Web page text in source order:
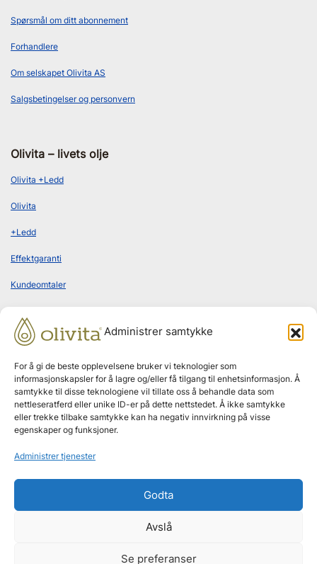
Administrer samtykke
For å gi de beste opplevelsene bruker vi teknologier som
informasjonskapsler for å lagre og/eller få tilgang til enhetsinformasjon. Å
samtykke til disse teknologiene vil tillate oss å behandle data som
nettleseratferd eller unike ID-er på dette nettstedet. Å ikke samtykke
eller trekke tilbake samtykke kan ha negativ innvirkning på visse
egenskaper og funksjoner.
Administrer tjenester
Godta
Avslå
Se preferanser
Spørsmål om ditt abonnement
Forhandlere
Om selskapet Olivita AS
Salgsbetingelser og personvern
Olivita – livets olje
Olivita +Ledd
Olivita
+Ledd
Effektgaranti
Kundeomtaler
Bestill abonnement
Leveres hjem annenhver måned
Ingen bindingstid